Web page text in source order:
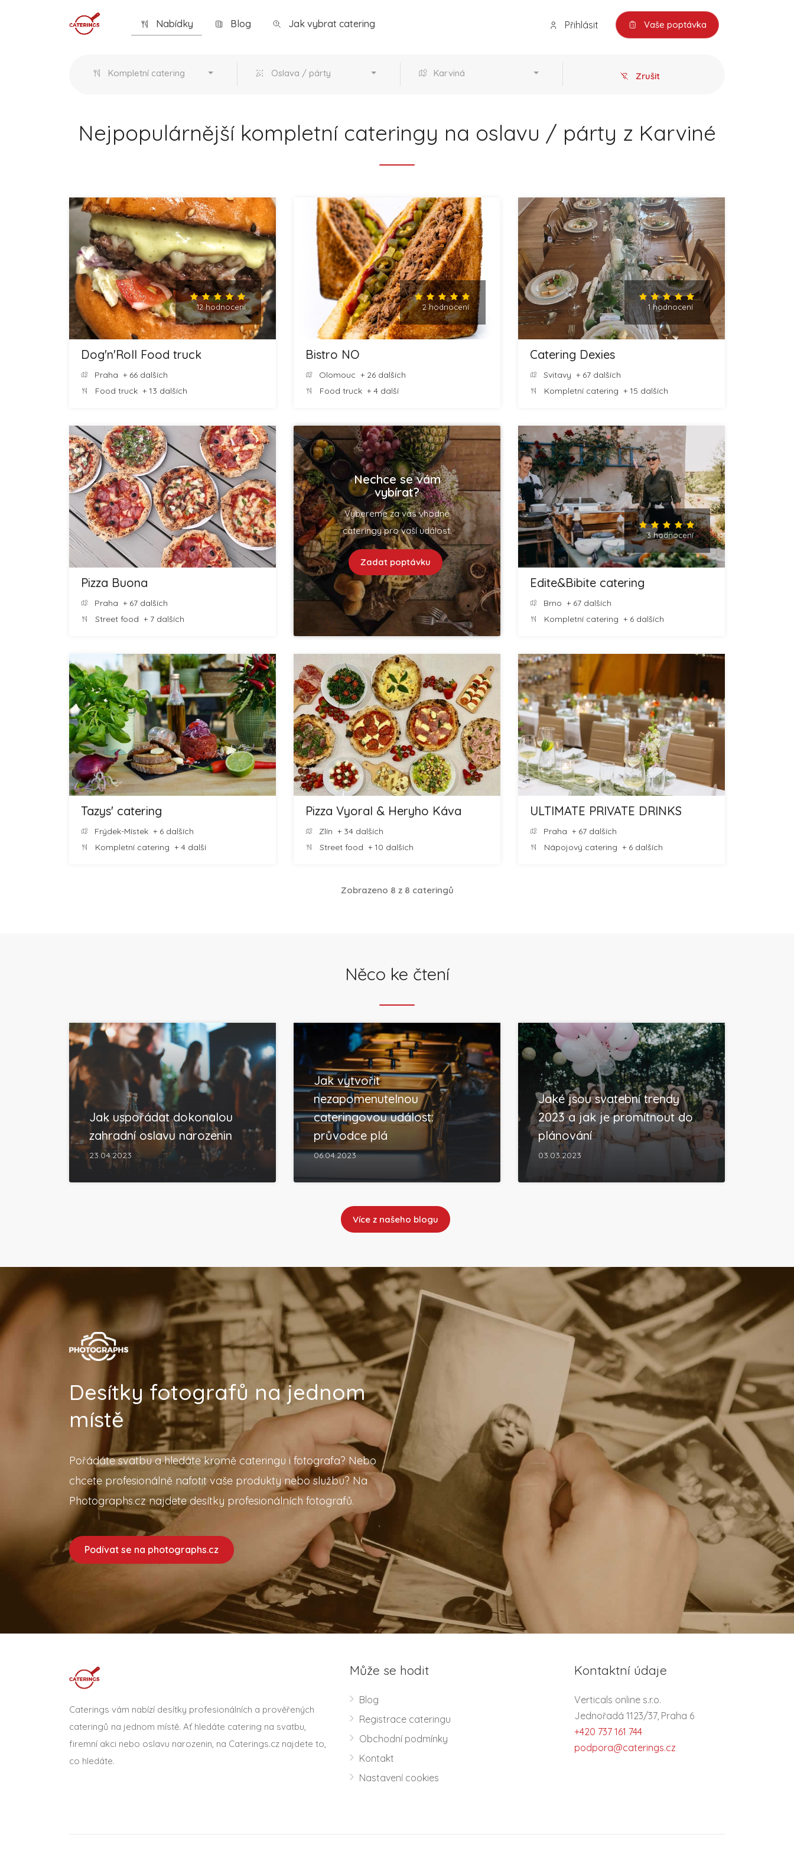
Nabídky Blog Jak vybrat catering Přihlásit Vaše poptávka
Kompletní catering Oslava / párty Karviná Zrušit
Nejpopulárnější kompletní cateringy na oslavu / párty z Karviné
12 hodnocení
Dog'n'Roll Food truck
Praha + 66 dalších
Food truck + 13 dalších
2 hodnocení
Bistro NO
Olomouc + 26 dalších
Food truck + 4 další
1 hodnocení
Catering Dexies
Svitavy + 67 dalších
Kompletní catering + 15 dalších
Pizza Buona
Praha + 67 dalších
Street food + 7 dalších
Nechce se vám
vybírat?
Vybereme za vás vhodné
cateringy pro vaší událost.
Zadat poptávku
3 hodnocení
Edite&Bibite catering
Brno + 67 dalších
Kompletní catering + 6 dalších
Tazys' catering
Frýdek-Místek + 6 dalších
Kompletní catering + 4 další
Pizza Vyoral & Heryho Káva
Zlín + 34 dalších
Street food + 10 dalších
ULTIMATE PRIVATE DRINKS
Praha + 67 dalších
Nápojový catering + 6 dalších
Zobrazeno 8 z 8 cateringů
Něco ke čtení
Jak uspořádat dokonalou
zahradní oslavu narozenin
23.04.2023
Jak vytvořit
nezapomenutelnou
cateringovou událost:
průvodce plá
06.04.2023
Jaké jsou svatební trendy
2023 a jak je promítnout do
plánování
03.03.2023
Více z našeho blogu
Desítky fotografů na jednom
místě
Pořádáte svatbu a hledáte kromě cateringu i fotografa? Nebo
chcete profesionálně nafotit vaše produkty nebo službu? Na
Photographs.cz najdete desítky profesionálních fotografů.
Podívat se na photographs.cz
Caterings vám nabízí desítky profesionálních a prověřených
cateringů na jednom místě. Ať hledáte catering na svatbu,
firemní akci nebo oslavu narozenin, na Caterings.cz najdete to,
co hledáte.
Může se hodit
Blog
Registrace cateringu
Obchodní podmínky
Kontakt
Nastavení cookies
Kontaktní údaje
Verticals online s.r.o.
Jednořadá 1123/37, Praha 6
+420 737 161 744
podpora@caterings.cz